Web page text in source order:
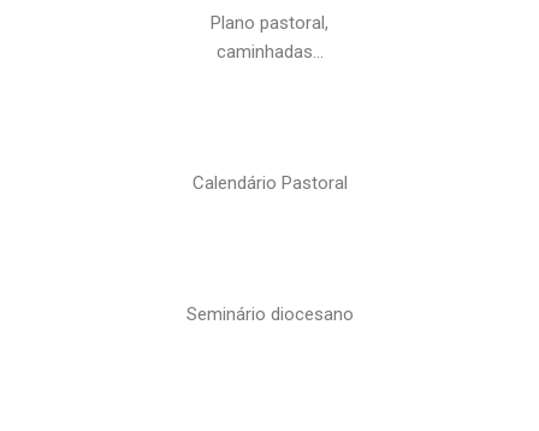
Plano pastoral,
caminhadas…
Calendário Pastoral
Seminário diocesano